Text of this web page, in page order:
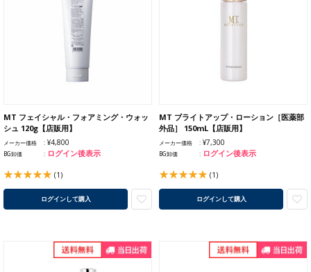
MT フェイシャル・フォアミング・ウォッ
シュ 120g【店販用】
メーカー価格 ¥4,800
BG卸価 ログイン後表示
(1)
ログインして購入
MT ブライトアップ・ローション［医薬部
外品］ 150mL【店販用】
メーカー価格 ¥7,300
BG卸価 ログイン後表示
(1)
ログインして購入